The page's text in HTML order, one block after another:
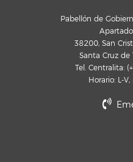
Pabellón de
38200, San
Santa Cruz de
Tel. Centralita:
Horario: L-